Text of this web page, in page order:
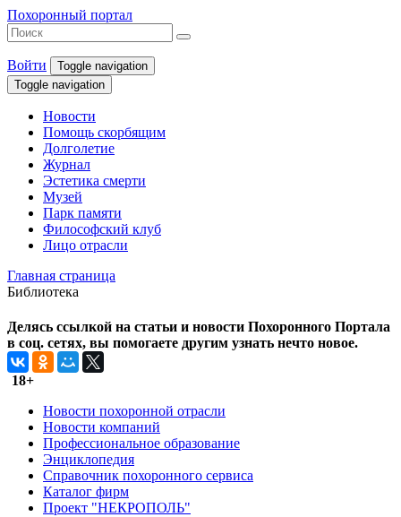
Похоронный портал
Войти
Toggle navigation
Toggle navigation
Новости
Помощь скорбящим
Долголетие
Журнал
Эстетика смерти
Музей
Парк памяти
Философский клуб
Лицо отрасли
Главная страница
Библиотека
Делясь ссылкой на статьи и новости Похоронного Портала
в соц. сетях, вы помогаете другим узнать нечто новое.
18+
Новости похоронной отрасли
Новости компаний
Профессиональное образование
Энциклопедия
Справочник похоронного сервиса
Каталог фирм
Проект "НЕКРОПОЛЬ"